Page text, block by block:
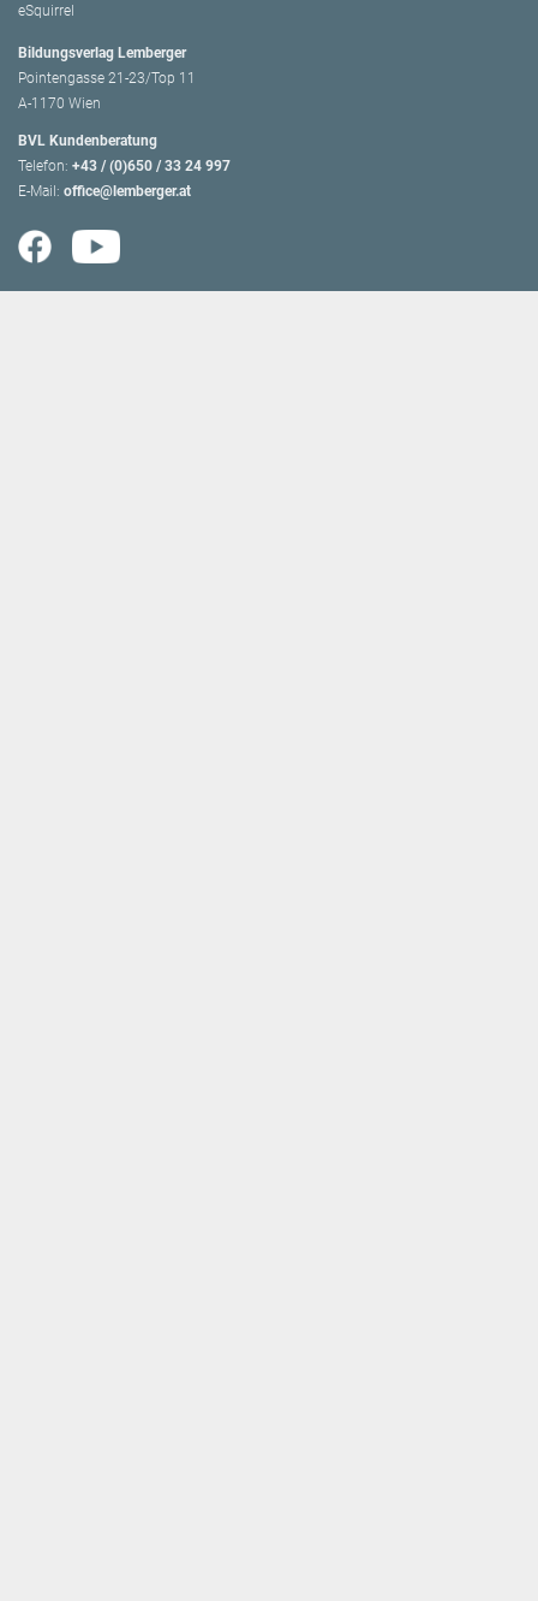
eSquirrel
Bildungsverlag Lemberger
Pointengasse 21-23/Top 11
A-1170 Wien
BVL Kundenberatung
Telefon: +43 / (0)650 / 33 24 997
E-Mail: office@lemberger.at